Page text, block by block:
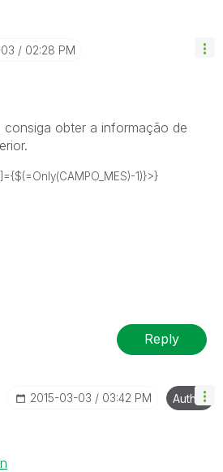
02:28 PM
consiga obter a informação de
1)}>}
Reply
‎2015-03-03 03:42 PM Author